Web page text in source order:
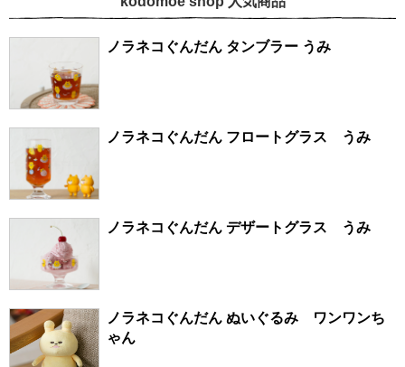
ノラネコぐんだん タンブラー うみ
ノラネコぐんだん フロートグラス うみ
ノラネコぐんだん デザートグラス うみ
ノラネコぐんだん ぬいぐるみ ワンワンち
ゃん